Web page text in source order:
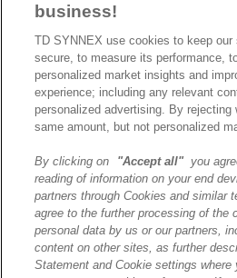
J’ai lu et j’accepte la
politique de confidentialité et
les conditions d’utilisation
de Destination AI.​
business!
TD SYNNEX use cookies to keep our
secure, to measure its performance,
personalized market insights and
experience; including any relevant
personalized advertising. By rejecting
same amount, but not personalized
By clicking on "Accept all"you
reading of information on your end
partners through Cookies and similar
agree to the further processing of the
personal data by us or our partners,
content on other sites, as further
Statement and Cookie settings where